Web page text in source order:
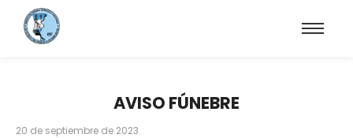
AVISO FÚNEBRE
20 de septiembre de 2023